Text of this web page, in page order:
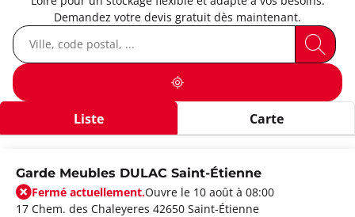
Demandez votre devis gratuit dès maintenant.
Liste Carte
Garde Meubles DULAC Saint-Étienne
Fermé actuellement.Ouvre le 10 août à 08:00
17 Chem. des Chaleyeres 42650 Saint-Étienne